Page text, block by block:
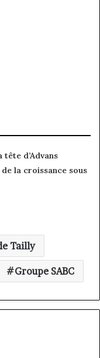
tête d’Advans
la croissance sous
Tailly
Groupe SABC